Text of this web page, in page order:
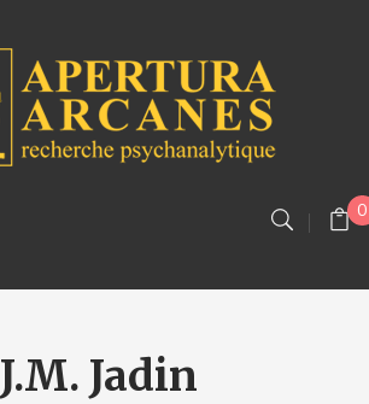
0
J.M. Jadin